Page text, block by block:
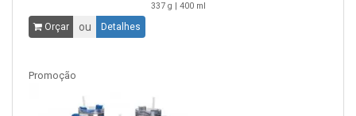
337 g | 400 ml
Orçar ou Detalhes
Promoção